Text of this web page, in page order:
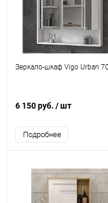
Зеркало-шкаф Vigo Urban 70
6 150 руб. / шт
Подробнее